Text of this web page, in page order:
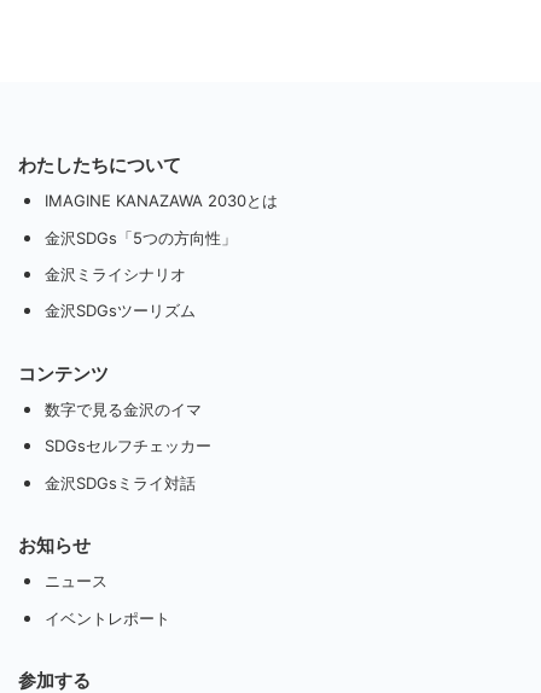
わたしたちについて
IMAGINE KANAZAWA 2030とは
金沢SDGs「5つの方向性」
金沢ミライシナリオ
金沢SDGsツーリズム
コンテンツ
数字で見る金沢のイマ
SDGsセルフチェッカー
金沢SDGsミライ対話
お知らせ
ニュース
イベントレポート
参加する